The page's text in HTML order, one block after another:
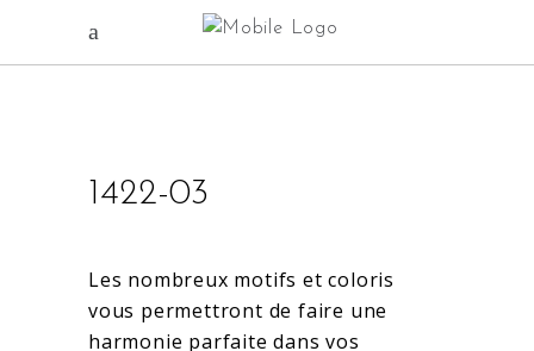
1422-03
Les nombreux motifs et coloris
vous permettront de faire une
harmonie parfaite dans vos